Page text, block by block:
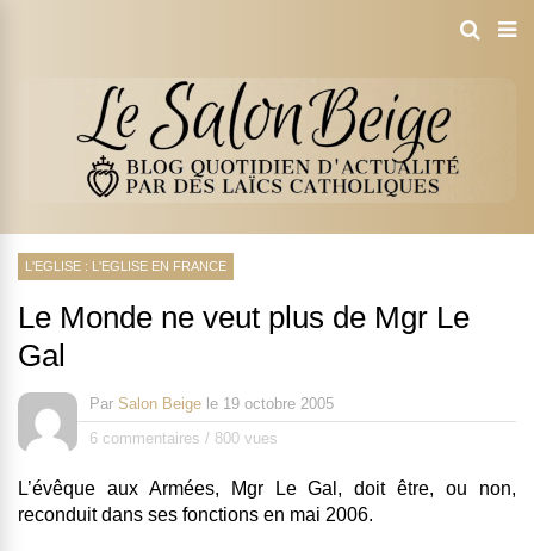
L'EGLISE : L'EGLISE EN FRANCE
Le Monde ne veut plus de Mgr Le
Gal
Par Salon Beige le 19 octobre 2005
6 commentaires / 800 vues
L’évêque aux Armées, Mgr Le Gal, doit être, ou non,
reconduit dans ses fonctions en mai 2006.